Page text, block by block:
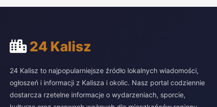
24 Kalisz
24 Kalisz to najpopularniejsze źródło lokalnych wiadomości,
ogłoszeń i informacji z Kalisza i okolic. Nasz portal codziennie
dostarcza rzetelne informacje o wydarzeniach, sporcie,